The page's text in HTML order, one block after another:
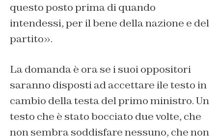
questo posto prima di quando
intendessi, per il bene della nazione e del
partito».
La domanda è ora se i suoi oppositori
saranno disposti ad accettare ile testo in
cambio della testa del primo ministro. Un
testo che è stato bocciato due volte, che
non sembra soddisfare nessuno, che non